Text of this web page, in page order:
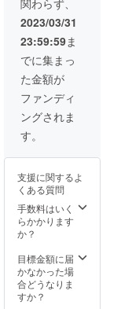
平日・
土日祝
問わず
※有効期
限：24
年3月末
日
チェッ
クイン
分まで
BBQは
となり
ます。
おりま
せん。
最大
237,600
円オフ
のた
め、大
変お得
な宿泊
券と
す。 こ
宿泊券1
枚で最
大8名様
までご
宿泊い
ます。
平日・
土日祝
問わず
ンで
す。 近
くには
スー
パーや
観光施
設も多
数あ
り、息
抜きし
な空間
にワー
ケー
ション
を行
なって
けま
す。 こ
ちらの
リター
関わらず、
2023/03/31
23:59:59ま
でに集まっ
た金額が
ファンディ
ングされま
す。
支援に関するよ
くある質問
手数料はいく
らかかります
か？
目標金額に届
かなかった場
合どうなりま
すか？